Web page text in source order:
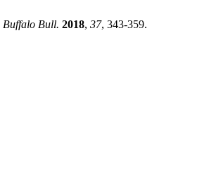
Buffalo Bull. 2018, 37, 343-359.